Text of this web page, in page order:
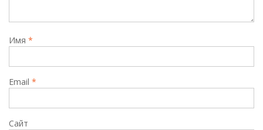
Имя *
Email *
Сайт